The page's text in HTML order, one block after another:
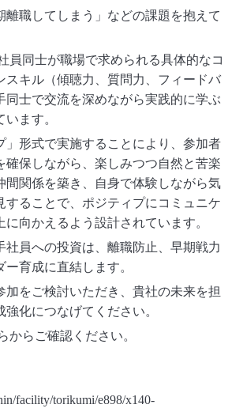
離職してしまう」などの課題を抱えて
員同士が職場で求められる具体的なコ
スキル（傾聴力、質問力、フィードバ
同士で交流を深めながら実践的に学ぶ
ます。
」形式で実施することにより、参加者
確保しながら、楽しみつつ自然と苦楽
間関係を築き、自身で体験しながら気
することで、ポジティプにコミュニケ
に向かえるよう設計されています。
社員への投資は、離職防止、早期戦力
育成に直結します。
加をご検討いただき、貴社の未来を担
強化につなげてください。
からご確認ください。
facility/torikumi/e898/x140-